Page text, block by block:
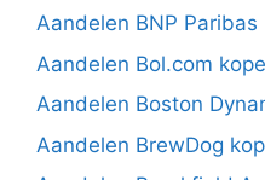
Aandelen BNP Paribas
Aandelen Bol.com
Aandelen Boston
Aandelen BrewDog